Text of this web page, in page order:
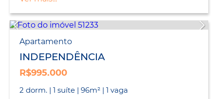
Apartamento
INDEPENDÊNCIA
R$995.000
2 dorm. | 1 suíte | 96m² | 1 vaga